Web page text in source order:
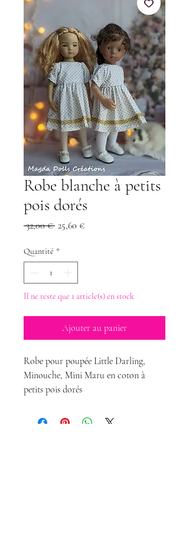
Robe blanche à petits
pois dorés
32,00 € Prix
25,60 €Prix
Quantité *
Il ne reste que 1 article(s) en stock
Ajouter au panier
Robe pour poupée Little Darling,
Minouche, Mini Maru en coton à
petits pois dorés